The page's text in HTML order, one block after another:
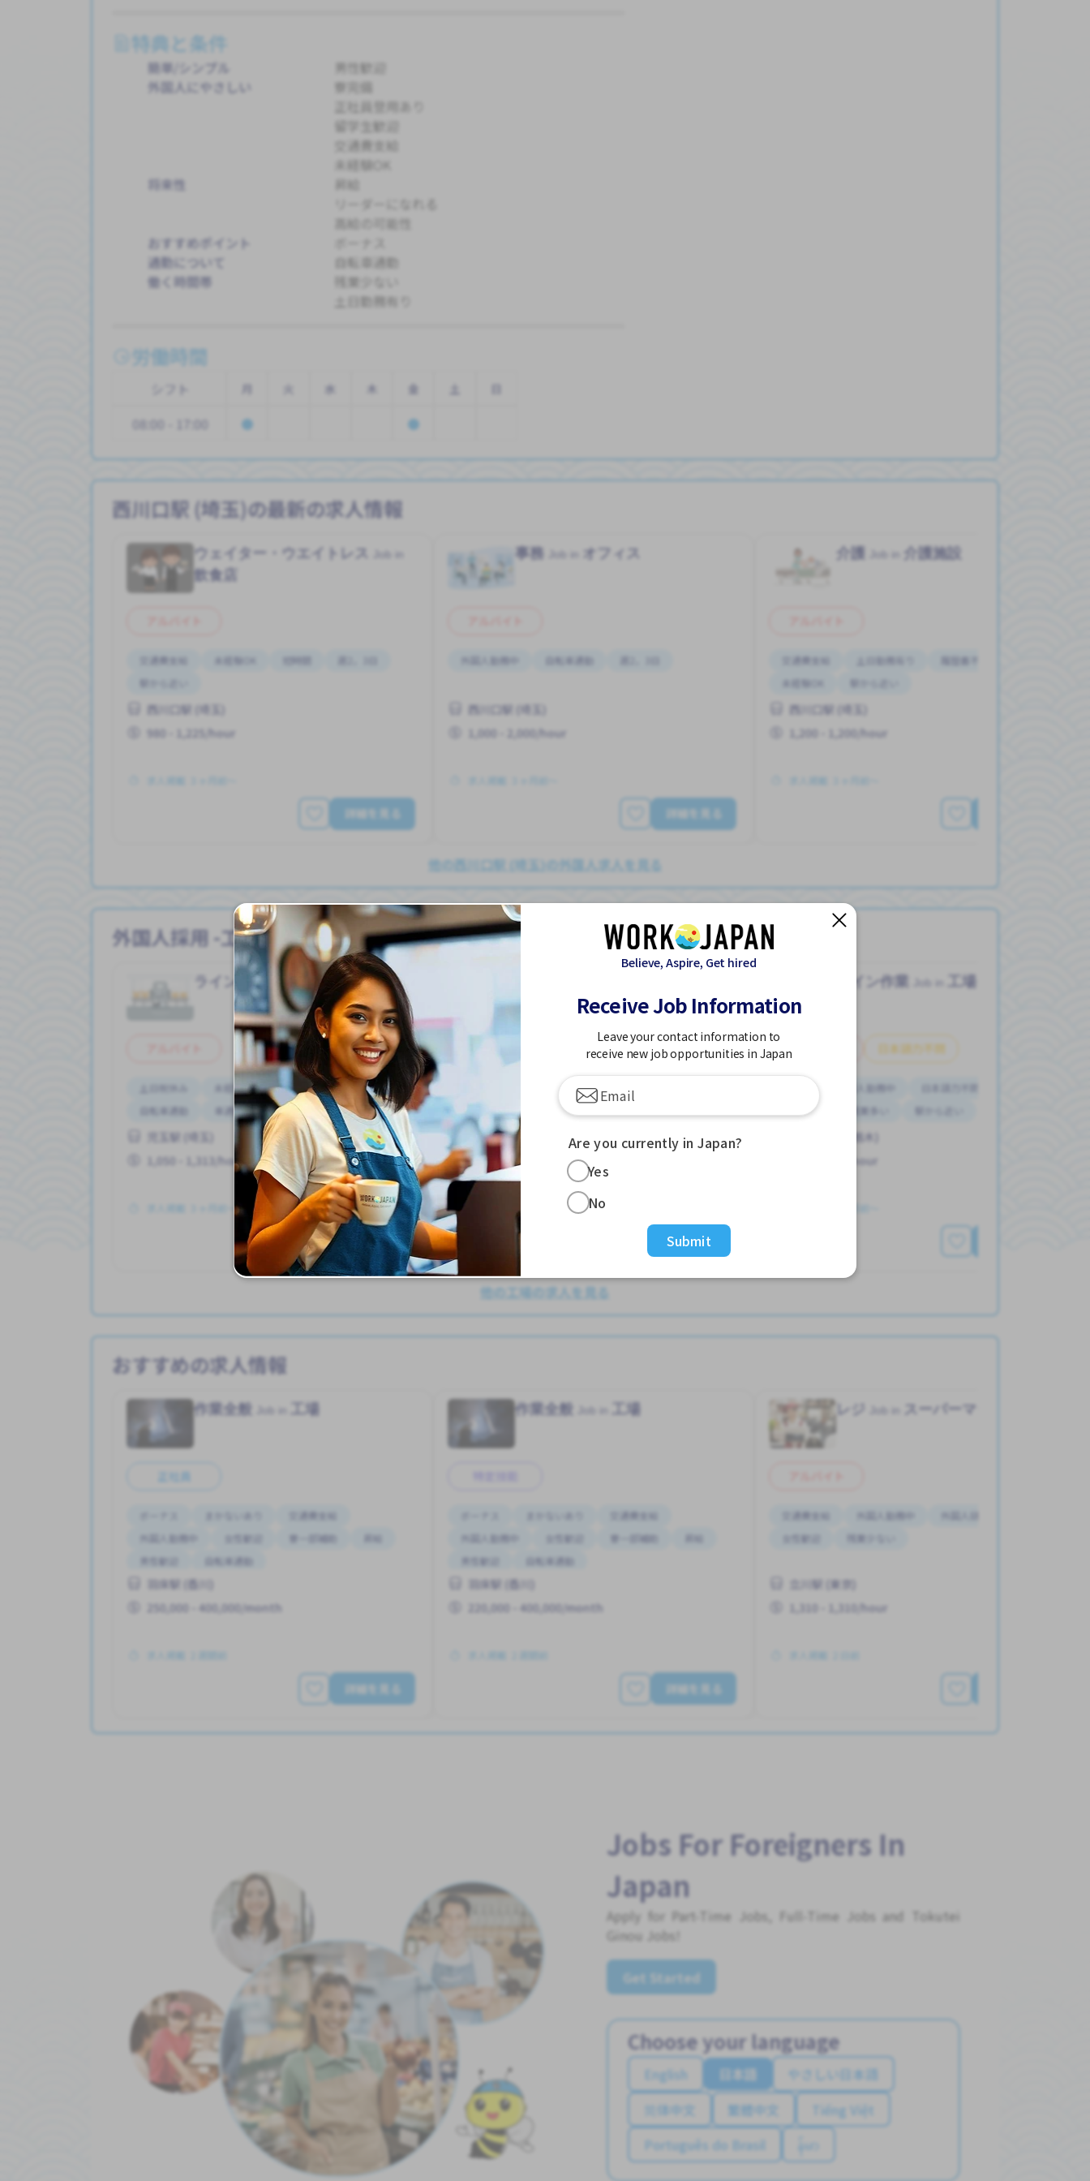
特典と条件
簡単/シンプル
男性歓迎
外国人にやさしい
寮完備
正社員登用あり
留学生歓迎
交通費支給
未経験OK
将来性
昇給
リーダーになれる
高給の可能性
おすすめポイント
通勤について
自転車通勤
働く時間帯
残業少ない
土日勤務有り
労働時間
シフト 水 木 金 土
08:00 - 17:00
西川口駅 (埼玉)の最新の求人情報
ウェイター・ウエイトレス
飲食店
交通費支給 未経験OK 短時間
週2，3日
駅から近い
西川口駅 (埼玉)
980 - 1,225/hour
求人掲載 ３ヶ月前〜
詳細を見る
事務 オフィス
外国人勤務中 自転車通勤 週2，3日
西川口駅 (埼玉)
1,000 - 2,000/hour
求人掲載 ３ヶ月前〜
詳細を見る
介護 介護施設
交通費支給 土日勤務有り
履歴書不要
未経験OK
駅から近い
西川口駅 (埼玉)
1,200 - 1,200/hour
求人掲載 ３ヶ月前〜
他の西川口駅 (埼玉)の外国人求人を見る
外国人採用 -工場の求人
ライン作業 Job in 工場
土日祝休み 未経験OK
残業少ない
自転車通勤
車通勤
児玉駅 (埼玉)
1,050 - 1,313/hour
求人掲載 ３ヶ月前〜
詳細を見る
アルバイト
外国人勤務中 早朝
残業少ない
短時間
竹ノ塚駅 (東京)
985 - 985/hour
詳細を見る
ライン作業
アルバイト 日本語力不問
外国人勤務中
日本語力不問
未経験OK
残業多い 駅から近い
新大平下駅 (栃木)
950 - 1,188/hour
他の工場の求人を見る
おすすめの求人情報
作業全般
正社員
まかないあり
交通費支給
外国人勤務中
女性歓迎 寮一部補助
昇給
男性歓迎
自転車通勤
羽床駅 (香川)
250,000 - 400,000/month
求人掲載 ２週間前
詳細を見る
作業全般
まかないあり
交通費支給
外国人勤務中
女性歓迎 寮一部補助
昇給
男性歓迎
自転車通勤
羽床駅 (香川)
220,000 - 400,000/month
求人掲載 ２週間前
詳細を見る
レジ スーパーマーケット
交通費支給 外国人勤務中
女性歓迎
残業少ない
立川駅 (東京)
1,310 - 1,310/hour
求人掲載 ２日前
Jobs For Foreigners In
Japan
Apply for Part-Time Jobs, Full-Time Jobs and Tokutei
Ginou Jobs!
Get Started
Choose your language
English 日本語
やさしい日本語
简体中文
繁體中文
Tiếng Việt
Português do Brasil
န်မာ
Believe, Aspire, Get hired
Receive Job Information
Leave your contact information to
receive new job opportunities in Japan
Are you currently in Japan?
Yes
No
Submit